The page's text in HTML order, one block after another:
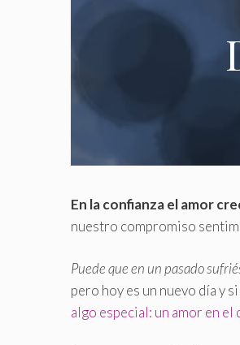
En la confianza el amor
nuestro compromiso
Puede que en un pasado
pero hoy es un nuevo día y
algo especial: un amor en el